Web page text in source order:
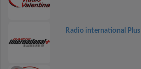
Radio international Plus